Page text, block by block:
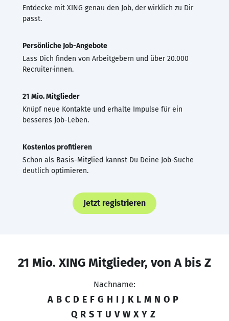
Entdecke mit XING genau den Job, der wirklich zu Dir
passt.
Persönliche Job-Angebote
Lass Dich finden von Arbeitgebern und über 20.000
Recruiter·innen.
21 Mio. Mitglieder
Knüpf neue Kontakte und erhalte Impulse für ein
besseres Job-Leben.
Kostenlos profitieren
Schon als Basis-Mitglied kannst Du Deine Job-Suche
deutlich optimieren.
Jetzt registrieren
21 Mio. XING Mitglieder, von A bis Z
Nachname:
A B C D E F G H I J K L M N O P
Q R S T U V W X Y Z